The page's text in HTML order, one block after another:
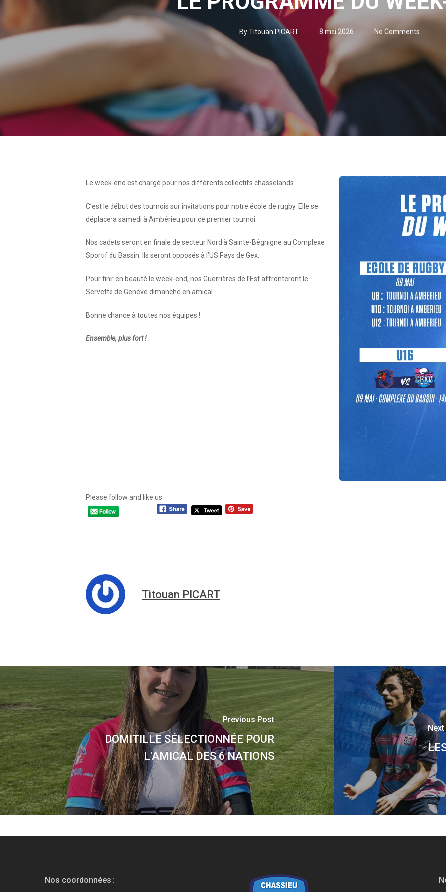
ByTitouan PICART 8 mai 2026 No Comments
Le week-end est chargé pour nos différents collectifs chasselands.
C’est le début des tournois sur invitations pour notre école de rugby. Elle se
déplacera samedi à Ambérieu pour ce premier tournoi.
Nos cadets seront en finale de secteur Nord à Sainte-Bégnigne au Complexe
Sportif du Bassin. Ils seront opposés à l’US Pays de Gex.
Pour finir en beauté le week-end, nos Guerrières de l’Est affronteront le
Servette de Genève dimanche en amical.
Bonne chance à toutes nos équipes !
Ensemble, plus fort !
Please follow and like us:
Titouan PICART
Previous Post
DOMITILLE SÉLECTIONNÉE POUR
L'AMICAL DES 6 NATIONS
Next
Nos coordonnées :